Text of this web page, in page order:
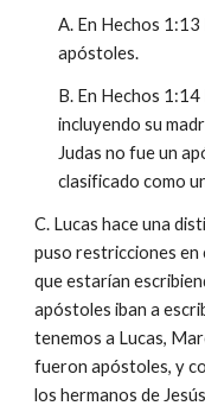
A. En Hechos 1:13
apóstoles.
B. En Hechos 1:14
incluyendo su
Judas no fue un
clasificado como
C. Lucas hace una
puso restricciones en
que estarían
apóstoles iban a
tenemos a Lucas,
fueron apóstoles, y
los hermanos de